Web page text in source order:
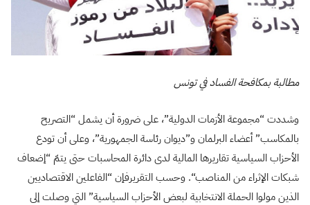
مطالبة بمكافحة الفساد في تونس
وشددت “مجموعة الأزمات الدولية”، على ضرورة أن يشمل “التصريح
بالمكاسب” أعضاء البرلمان و”ديوان رئاسة الجمهورية”، وعلى أن تودع
الأحزاب السياسية تقاريرها المالية لدى دائرة المحاسبات حتى يتمّ “إضعاف
شبكات الإثراء من المناصب“. وحسب التقريرفإن “الفاعلين الاقتصاديين
الذين مولوا الحملة الانتخابية لبعض الأحزاب السياسية” التي وصلت إلى